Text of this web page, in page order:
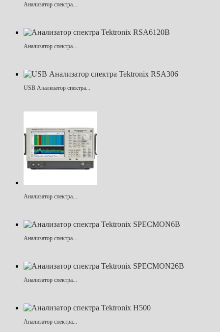
Анализатор спектра...
Анализатор спектра...
USB Анализатор спектра...
Анализатор спектра...
Анализатор спектра...
Анализатор спектра...
Анализатор спектра...